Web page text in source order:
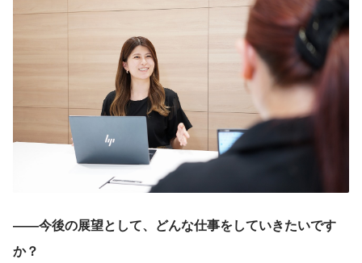
――今後の展望として、どんな仕事をしていきたいです
か？